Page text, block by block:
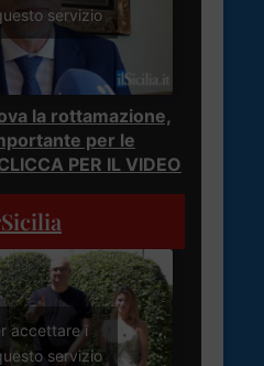
servizio
la rottamazione,
per le
PER IL VIDEO
accettare i
servizio